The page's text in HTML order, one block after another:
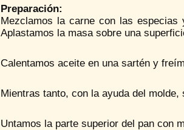
Preparación:
Mezclamos la carne con las especias
Aplastamos la masa sobre una
Calentamos aceite en una sartén y
Mientras tanto, con la ayuda del
Untamos la parte superior del pan con